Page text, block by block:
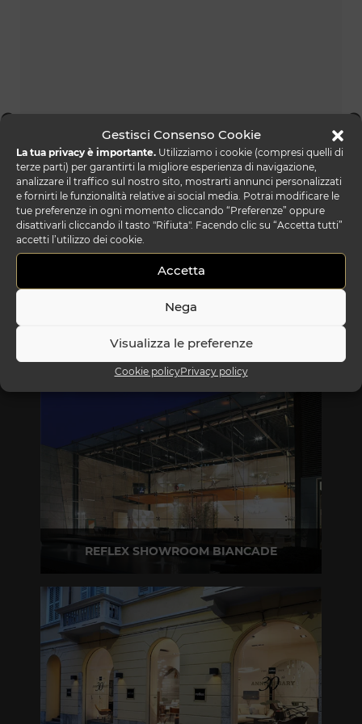
Gestisci Consenso Cookie
La tua privacy è importante. Utilizziamo i cookie (compresi quelli di
terze parti) per garantirti la migliore esperienza di navigazione,
analizzare il traffico sul nostro sito, mostrarti annunci personalizzati
e fornirti le funzionalità relative ai social media. Potrai modificare le
tue preferenze in ogni momento cliccando “Preferenze” oppure
disattivarli cliccando il tasto "Rifiuta". Facendo clic su “Accetta tutti”
accetti l’utilizzo dei cookie.
Accetta
Nega
Visualizza le preferenze
Cookie policyPrivacy policy
essential lettura
REFLEX SHOWROOM BIANCADE
T +39 0422 849201